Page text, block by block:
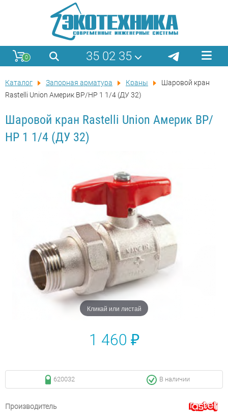
0 35 02 35
Каталог Запорная арматура Краны
Шаровой кран
Rastelli Union Америк ВР/НР 1 1/4 (ДУ 32)
Шаровой кран Rastelli Union Америк ВР/
НР 1 1/4 (ДУ 32)
Кликай или листай
1 460 ₽
620032 В наличии
Производитель